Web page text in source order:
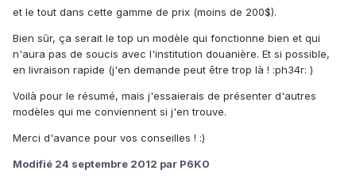
et le tout dans cette gamme de prix (moins de 200$).
Bien sûr, ça serait le top un modèle qui fonctionne bien et qui
n'aura pas de soucis avec l'institution douanière. Et si possible,
en livraison rapide (j'en demande peut être trop là ! :ph34r: )
Voilà pour le résumé, mais j'essaierais de présenter d'autres
modèles qui me conviennent si j'en trouve.
Merci d'avance pour vos conseilles ! :)
Modifié 24 septembre 2012 par P6K0